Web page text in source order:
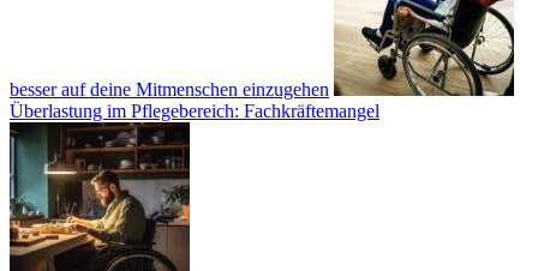
besser auf deine Mitmenschen einzugehen
Überlastung im Pflegebereich: Fachkräftemangel